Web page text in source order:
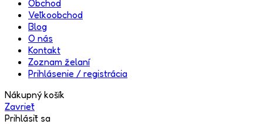
Obchod
Veľkoobchod
Blog
O nás
Kontakt
Zoznam želaní
Prihlásenie / registrácia
Nákupný košík
Zavrieť
Prihlásiť sa